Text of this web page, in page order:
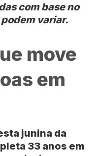
com base no
variar.
move
em
junina da
33 anos em